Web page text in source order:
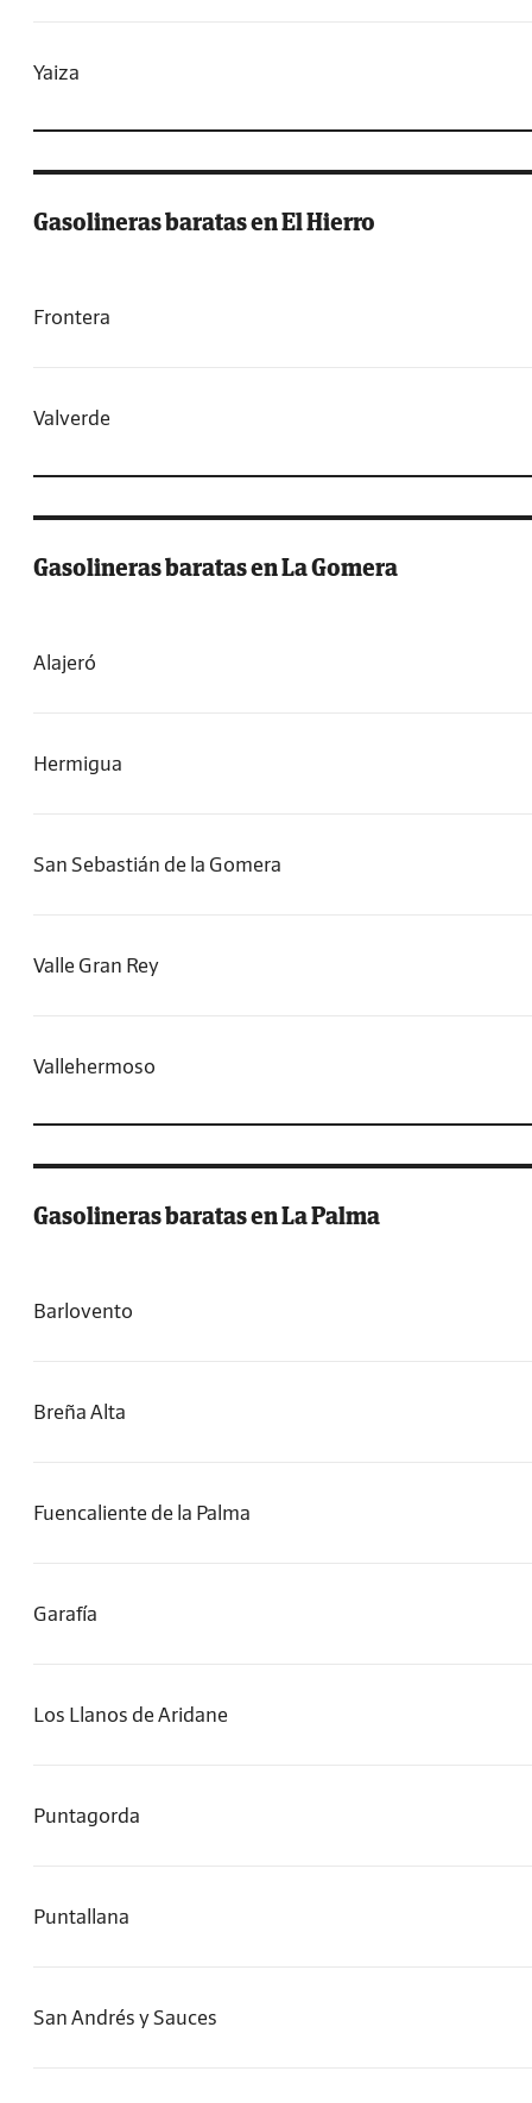
Yaiza
Gasolineras baratas en El Hierro
Frontera
Valverde
Gasolineras baratas en La Gomera
Alajeró
Hermigua
San Sebastián de la Gomera
Valle Gran Rey
Vallehermoso
Gasolineras baratas en La Palma
Barlovento
Breña Alta
Fuencaliente de la Palma
Garafía
Los Llanos de Aridane
Puntagorda
Puntallana
San Andrés y Sauces